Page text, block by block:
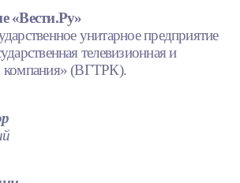
«Вести.Ру»
унитарное предприятие
телевизионная и
компания» (ВГТРК).